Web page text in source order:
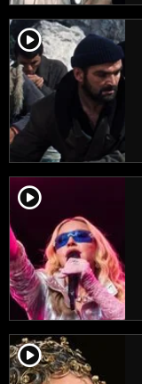
player2
player2
player2